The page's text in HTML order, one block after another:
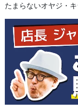
たまらないオヤジ・キ